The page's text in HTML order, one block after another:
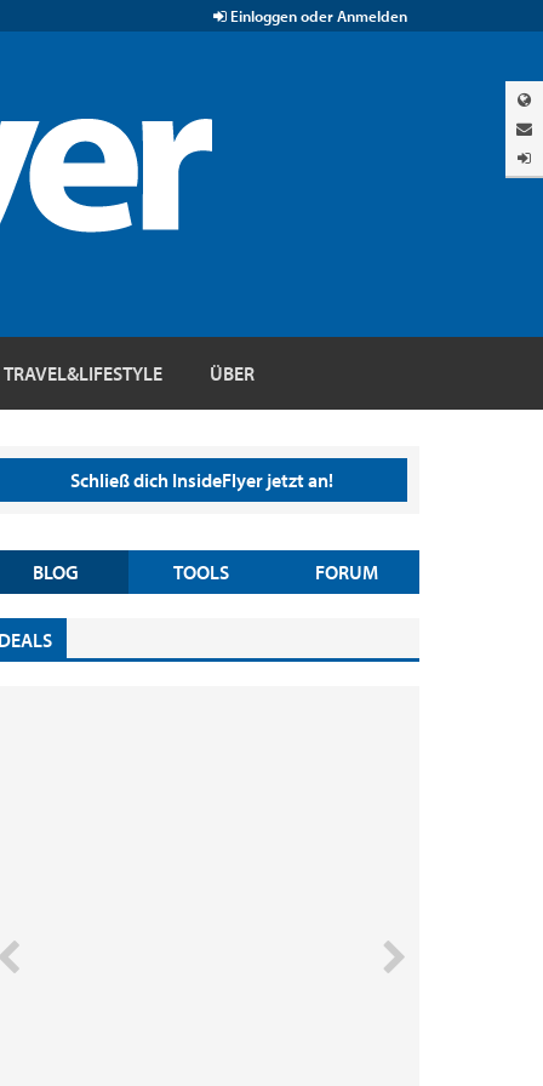
Einloggen oder Anmelden
TRAVEL&LIFESTYLE ÜBER
Schließ dich InsideFlyer jetzt an!
BLOG TOOLS FORUM
DEALS